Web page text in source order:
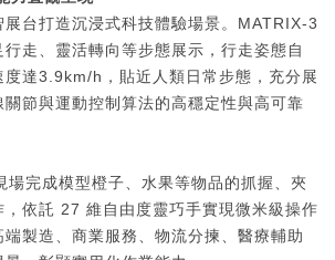
台打造沉浸式科技體驗場景。MATRIX-3
走、靈活轉向等步態展示，行走姿態自
度達3.9km/h，貼近人類日常步態，充分展
節與運動控制算法的高穩定性與高可靠
場完成模型橙子、水果等物品的抓握、夾
，依託 27 維自由度靈巧手實現微米級操作
製造、商業服務、物流分揀、醫療輔助